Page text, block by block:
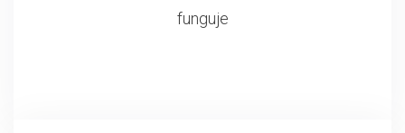
funguje